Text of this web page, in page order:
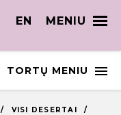
EN MENIU
TORTŲ MENIU
/ VISI DESERTAI
/